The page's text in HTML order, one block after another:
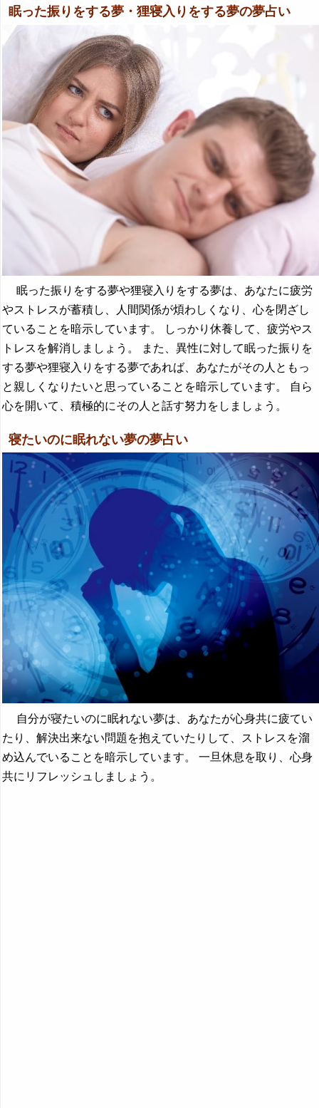
眠った振りをする夢・狸寝入りをする夢の夢占い
眠った振りをする夢や狸寝入りをする夢は、あなたに疲労
やストレスが蓄積し、人間関係が煩わしくなり、心を閉ざし
ていることを暗示しています。 しっかり休養して、疲労やス
トレスを解消しましょう。 また、異性に対して眠った振りを
する夢や狸寝入りをする夢であれば、あなたがその人ともっ
と親しくなりたいと思っていることを暗示しています。 自ら
心を開いて、積極的にその人と話す努力をしましょう。
寝たいのに眠れない夢の夢占い
自分が寝たいのに眠れない夢は、あなたが心身共に疲てい
たり、解決出来ない問題を抱えていたりして、ストレスを溜
め込んでいることを暗示しています。 一旦休息を取り、心身
共にリフレッシュしましょう。